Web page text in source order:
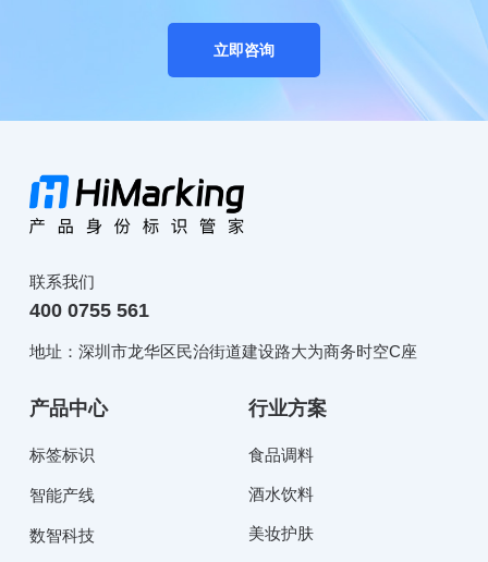
立即咨询
联系我们
400 0755 561
地址：深圳市龙华区民治街道建设路大为商务时空C座
产品中心
标签标识
智能产线
数智科技
行业方案
食品调料
酒水饮料
美妆护肤